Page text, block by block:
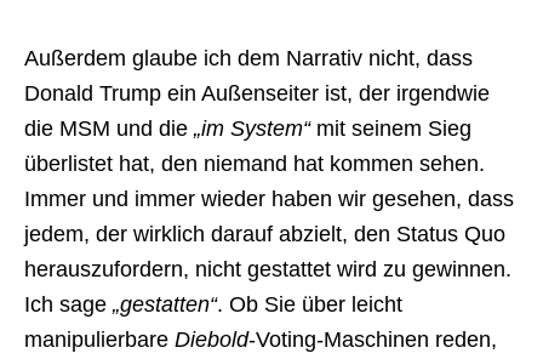
Außerdem glaube ich dem Narrativ nicht, dass
Donald Trump ein Außenseiter ist, der irgendwie
die MSM und die „im System“mit seinem Sieg
überlistet hat, den niemand hat kommen sehen.
Immer und immer wieder haben wir gesehen, dass
jedem, der wirklich darauf abzielt, den Status Quo
herauszufordern, nicht gestattet wird zu gewinnen.
Ich sage „gestatten“. Ob Sie über leicht
manipulierbare Diebold-Voting-Maschinen reden,